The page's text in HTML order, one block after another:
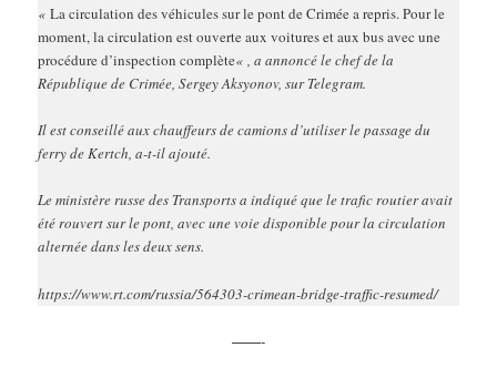
«La circulation des véhicules sur le pont de Crimée a repris. Pour le
moment, la circulation est ouverte aux voitures et aux bus avec une
procédure d’inspection complète« , a annoncé le chef de la
République de Crimée, Sergey Aksyonov, sur Telegram.
Il est conseillé aux chauffeurs de camions d’utiliser le passage du
ferry de Kertch, a-t-il ajouté.
Le ministère russe des Transports a indiqué que le trafic routier avait
été rouvert sur le pont, avec une voie disponible pour la circulation
alternée dans les deux sens.
https://www.rt.com/russia/564303-crimean-bridge-traffic-resumed/
——-